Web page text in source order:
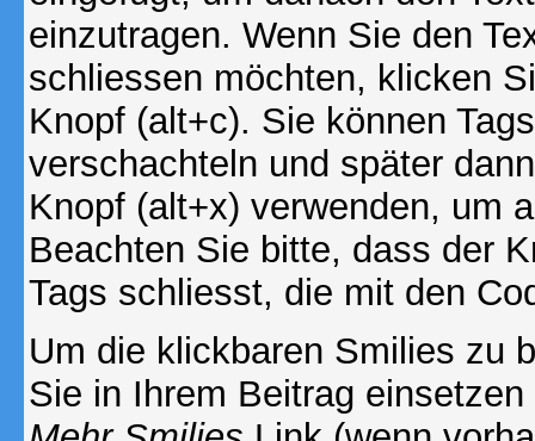
einzutragen. Wenn Sie den
schliessen möchten, klicken
Knopf (alt+c). Sie können
verschachteln und später
Knopf (alt+x) verwenden, um
Beachten Sie bitte, dass der
Tags schliesst, die mit den
Um die klickbaren Smilies zu
Sie in Ihrem Beitrag